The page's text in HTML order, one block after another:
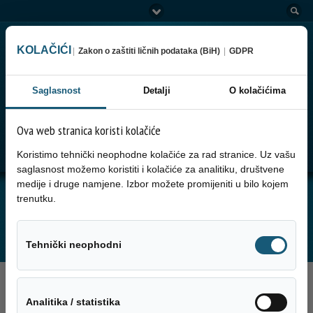
Go to:
JUTARNJA SERVISNA INFORMACIJA ZA
05.02.2025. GODINE
5. Februara 2025.
KOLAČIĆI Zakon o zaštiti ličnih podataka (BiH) GDPR
Saglasnost Detalji O kolačićima
Ova web stranica koristi kolačiće
Koristimo tehnički neophodne kolačiće za rad stranice. Uz vašu
saglasnost možemo koristiti i kolačiće za analitiku, društvene
medije i druge namjene. Izbor možete promijeniti u bilo kojem
trenutku.
Tehnički neophodni Tehnički
Analitika / statistika Analitika /